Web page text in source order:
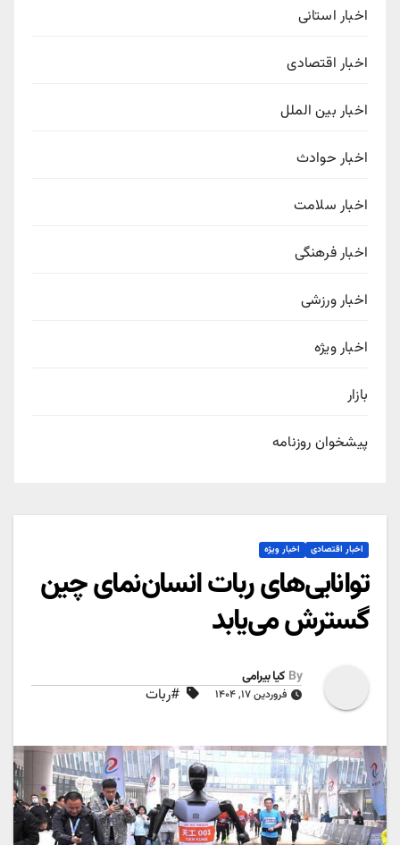
اخبار استانی
اخبار اقتصادی
اخبار بین الملل
اخبار حوادث
اخبار سلامت
اخبار فرهنگی
اخبار ورزشی
اخبار ویژه
بازار
پیشخوان روزنامه
اخبار اقتصادی اخبار ویژه
توانایی‌های ربات انسان‌نمای چین
گسترش می‌یابد
By کیا بیرامی
فروردین ۱۷, ۱۴۰۴ #ربات